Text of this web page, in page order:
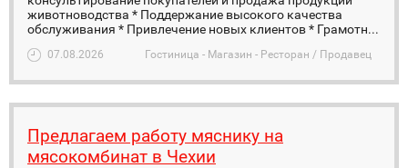
животноводства * Поддержание высокого качества
обслуживания * Привлечение новых клиентов * Грамотн...
07.08.2026 Гостиница - Магазин - Ресторан / Продавец
Предлагаем работу мяснику на
мясокомбинат в Чехии